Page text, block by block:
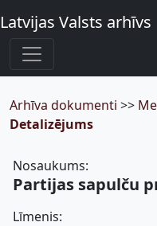
Latvijas Valsts arhīvs
Arhīva dokumenti >>
Detalizējums
Nosaukums:
Partijas sapulču
Līmenis: